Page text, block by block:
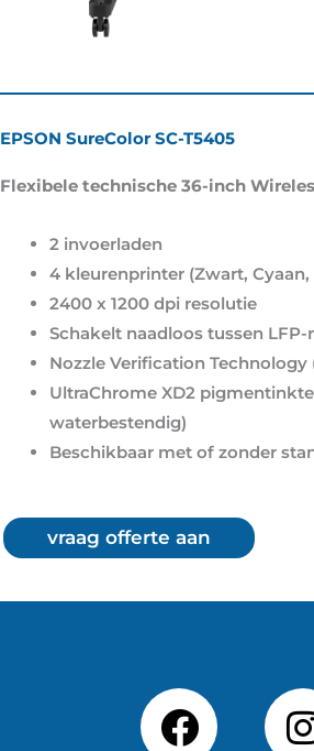
EPSON SureColor SC-T5405
Flexibele technische 36-inch
2 invoerladen
4 kleurenprinter (Zwart, Cyaan,
2400 x 1200 dpi resolutie
Schakelt naadloos tussen LFP-
Nozzle Verification
UltraChrome XD2
waterbestendig)
Beschikbaar met of zonder
vraag offerte aan
F
I